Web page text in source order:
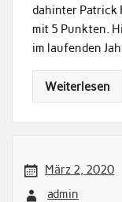
dahinter Patrick
mit 5 Punkten.
im laufenden
Weiterlesen
März 2, 2020
admin